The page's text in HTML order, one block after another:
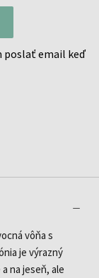
poslať email keď
vôňa s
je výrazný
na jeseň, ale